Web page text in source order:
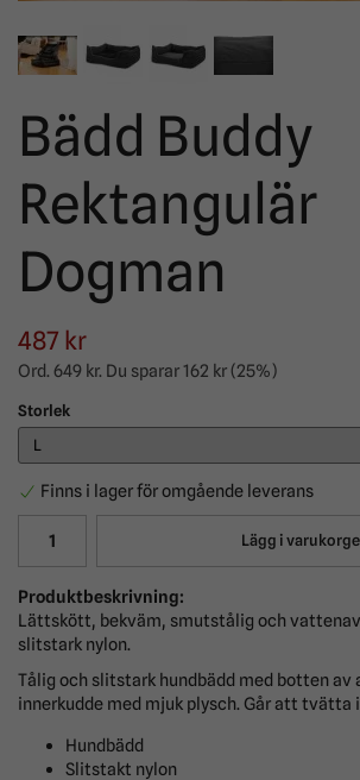
Bädd Buddy
Rektangulär
Dogman
487 kr
Ord. 649 kr. Du sparar162 kr(25%)
Storlek
Finns i lager för omgående leverans
Lägg i
Produktbeskrivning:
Lättskött, bekväm, smutstålig och
slitstark nylon.
Tålig och slitstark hundbädd med botten av
innerkudde med mjuk plysch. Går att tvätta
Hundbädd
Slitstakt nylon